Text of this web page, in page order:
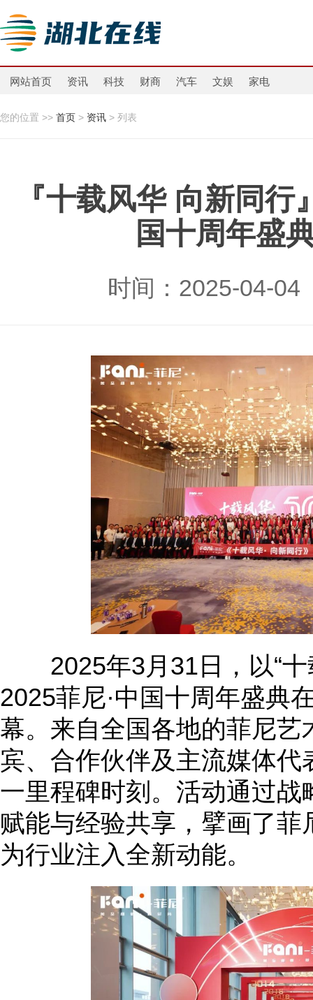
网站首页 资讯 科技 财商 汽车 文娱 家电
您的位置 >> 首页 > 资讯 > 列表
『十载风华 向新同
国十周年盛
时间：2025-04-
2025年3月31日，以“十
2025菲尼·中国十周年盛典
幕。来自全国各地的菲尼
宾、合作伙伴及主流媒体
一里程碑时刻。活动通过
赋能与经验共享，擘画了
为行业注入全新动能。